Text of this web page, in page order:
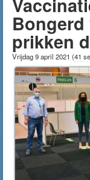
prikken
Vrijdag 9 april 2021 (41